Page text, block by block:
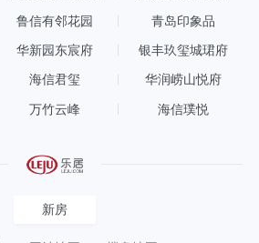
鲁信有邻花园 青岛印象品
华新园东宸府 银丰玖玺城珺府
海信君玺 华润崂山悦府
万竹云峰 海信璞悦
新房